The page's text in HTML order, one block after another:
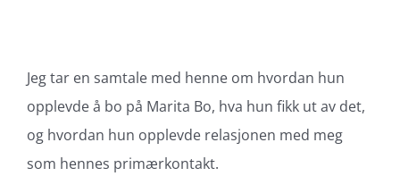
Jeg tar en samtale med henne om hvordan hun
opplevde å bo på Marita Bo, hva hun fikk ut av det,
og hvordan hun opplevde relasjonen med meg
som hennes primærkontakt.